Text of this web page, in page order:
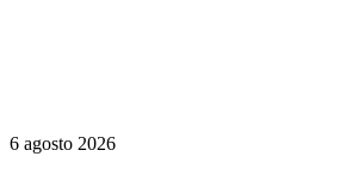
6 agosto 2026